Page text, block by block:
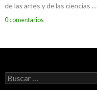
de las artes y de las ciencias …
0 comentarios
Buscar: